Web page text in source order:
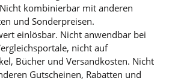
kombinierbar mit anderen
und Sonderpreisen.
einlösbar. Nicht anwendbar bei
nicht auf
Bücher und Versandkosten. Nicht
Gutscheinen, Rabatten und